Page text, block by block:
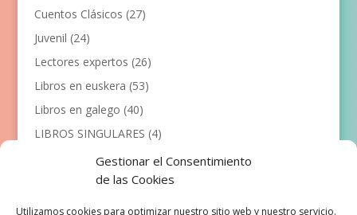
Gestionar el Consentimiento
de las Cookies
Utilizamos cookies para optimizar nuestro sitio web y nuestro servicio.
Cuentos Clásicos (27)
Juvenil (24)
Lectores expertos (26)
Libros en euskera (53)
Libros en galego (40)
LIBROS SINGULARES (4)
Llibres en català (117)
Manualidades (53)
Primeros lectores
(101)